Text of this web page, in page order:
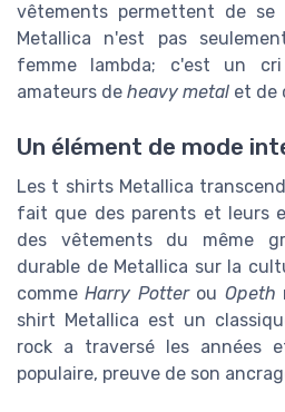
vêtements permettent de
Metallica n'est pas
femme lambda; c'est un
amateurs de heavy metal et de
Un élément de mode
Les t shirts Metallica
fait que des parents et leurs
des vêtements du même
durable de Metallica sur la
commeHarry Potterou Opeth
shirt Metallica est un
rock a traversé les années
populaire, preuve de son